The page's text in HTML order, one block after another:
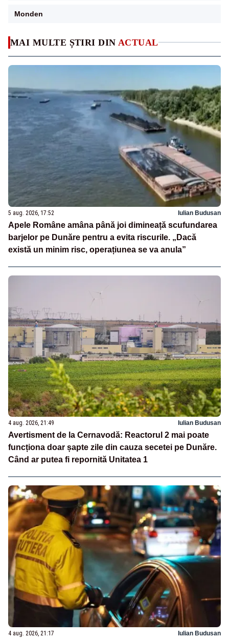
MAI MULTE ȘTIRI DIN ACTUAL
5 aug. 2026, 17:52 Iulian Budusan
Apele Române amâna până joi dimineață scufundarea
barjelor pe Dunăre pentru a evita riscurile. „Dacă
există un minim risc, operațiunea se va anula”
4 aug. 2026, 21:49 Iulian Budusan
Avertisment de la Cernavodă: Reactorul 2 mai poate
funcționa doar șapte zile din cauza secetei pe Dunăre.
Când ar putea fi repornită Unitatea 1
4 aug. 2026, 21:17 Iulian Budusan
Monden